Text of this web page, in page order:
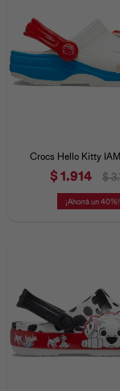
Crocs Hello Kitty
$1.914 $
40